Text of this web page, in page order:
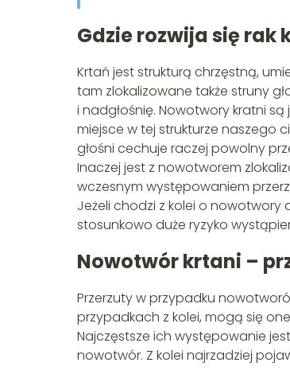
Gdzie rozwija się rak
Krtań jest strukturą chrzęstną,
tam zlokalizowane także struny
i nadgłośnię. Nowotwory kratni
miejsce w tej strukturze naszego
głośni cechuje raczej powolny
Inaczej jest z nowotworem
wczesnym występowaniem
Jeżeli chodzi z kolei o
stosunkowo duże ryzyko
Nowotwór krtani –
Przerzuty w przypadku
przypadkach z kolei, mogą się
Najczęstsze ich występowanie
nowotwór. Z kolei najrzadziej